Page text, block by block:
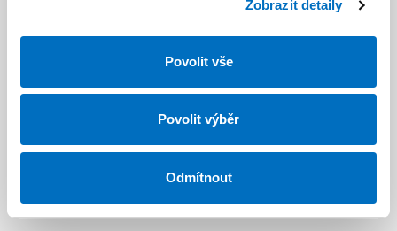
Zobrazit detaily
Povolit vše
Povolit výběr
Odmítnout
Jak to u nás vypadá?